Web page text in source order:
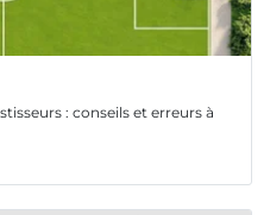
: conseils et erreurs à